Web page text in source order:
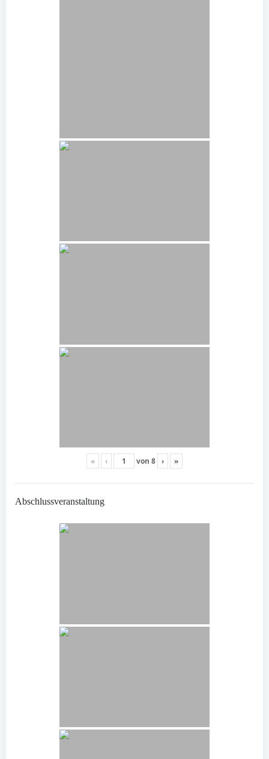
« ‹ von 8 › »
Abschlussveranstaltung